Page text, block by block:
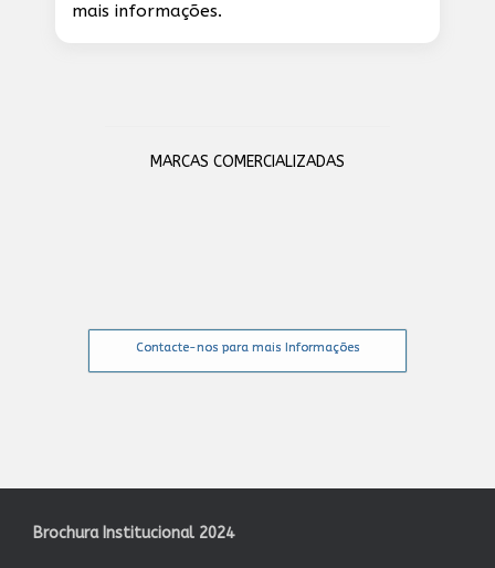
mais informações.
MARCAS COMERCIALIZADAS
Contacte-nos para mais Informações
Brochura Institucional 2024